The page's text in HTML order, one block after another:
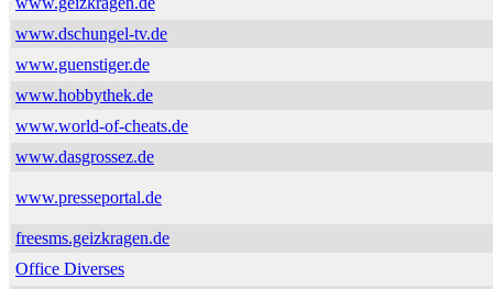
www.dschungel-tv.de
www.guenstiger.de
www.hobbythek.de
www.world-of-cheats.de
www.dasgrossez.de
www.presseportal.de
freesms.geizkragen.de
Office Diverses